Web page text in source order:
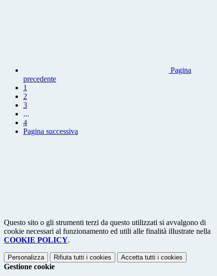
Pagina
precedente
1
2
3
...
4
Pagina successiva
Questo sito o gli strumenti terzi da questo utilizzati si avvalgono di
cookie necessari al funzionamento ed utili alle finalità illustrate nella
COOKIE POLICY.
Personalizza Rifiuta tutti i cookies Accetta tutti i cookies
Gestione cookie